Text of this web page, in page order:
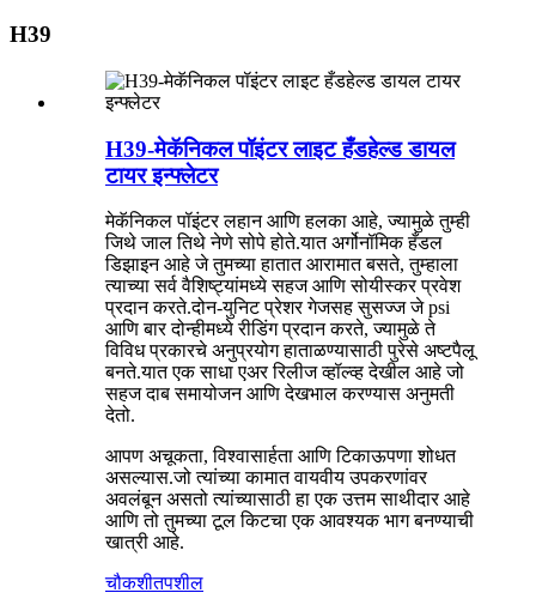
H39
H39-मेकॅनिकल पॉइंटर लाइट हँडहेल्ड डायल
टायर इन्फ्लेटर
मेकॅनिकल पॉइंटर लहान आणि हलका आहे, ज्यामुळे तुम्ही
जिथे जाल तिथे नेणे सोपे होते.यात अर्गोनॉमिक हँडल
डिझाइन आहे जे तुमच्या हातात आरामात बसते, तुम्हाला
त्याच्या सर्व वैशिष्ट्यांमध्ये सहज आणि सोयीस्कर प्रवेश
प्रदान करते.दोन-युनिट प्रेशर गेजसह सुसज्ज जे psi
आणि बार दोन्हीमध्ये रीडिंग प्रदान करते, ज्यामुळे ते
विविध प्रकारचे अनुप्रयोग हाताळण्यासाठी पुरेसे अष्टपैलू
बनते.यात एक साधा एअर रिलीज व्हॉल्व्ह देखील आहे जो
सहज दाब समायोजन आणि देखभाल करण्यास अनुमती
देतो.
आपण अचूकता, विश्वासार्हता आणि टिकाऊपणा शोधत
असल्यास.जो त्यांच्या कामात वायवीय उपकरणांवर
अवलंबून असतो त्यांच्यासाठी हा एक उत्तम साथीदार आहे
आणि तो तुमच्या टूल किटचा एक आवश्यक भाग बनण्याची
खात्री आहे.
चौकशीतपशील